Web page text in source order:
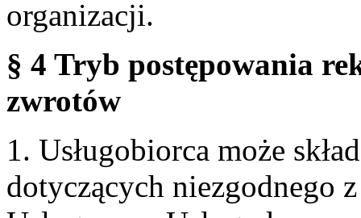
organizacji.
§ 4 Tryb postępowania
zwrotów
1. Usługobiorca może
dotyczących niezgodnego